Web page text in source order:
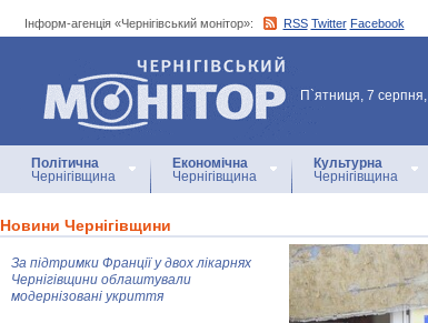
Інформ-агенція «Чернігівський монітор»: RSS Twitter Facebook
Інформ-агенція
«Чернігівський монітор»
П`ятниця, 7 серпня,
Політична
Чернігівщина
Економічна
Чернігівщина
Культурна
Чернігівщина
Новини Чернігівщини
За підтримки Франції у двох лікарнях
Чернігівщини облаштували
модернізовані укриття